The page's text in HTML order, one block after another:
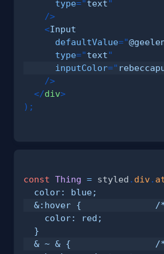
type="text"
/>
<Input
defaultValue="
type="text"
inputColor="
/>
</div>
) ;
const Thing = styled . div.